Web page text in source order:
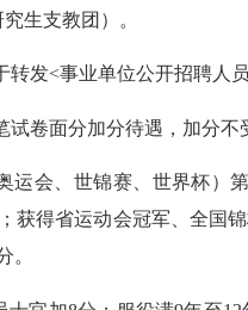
生支教团）。
转发<事业单位公开招聘人
卷面分加分待遇，加分不
运会、世锦赛、世界杯
获得省运动会冠军、全国
。